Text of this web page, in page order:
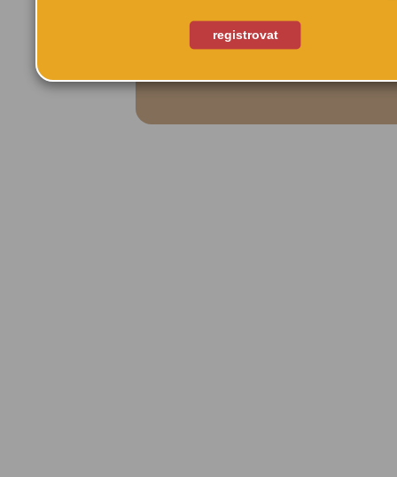
Skandinávská 5a
Praha 5, 15500
registrovat